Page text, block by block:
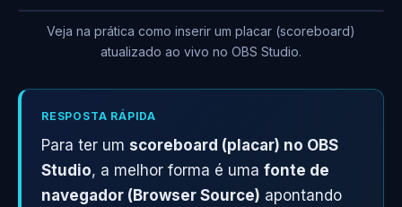
Veja na prática como inserir um placar (scoreboard)
atualizado ao vivo no OBS Studio.
RESPOSTA RÁPIDA
Para ter um scoreboard (placar) no OBS
Studio, a melhor forma é uma fonte de
navegador (Browser Source) apontando